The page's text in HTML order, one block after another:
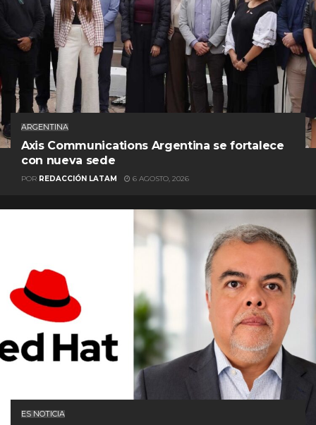
ARGENTINA
Axis Communications Argentina se fortalece
con nueva sede
POR REDACCIÓN LATAM 6 AGOSTO, 2026
ES NOTICIA